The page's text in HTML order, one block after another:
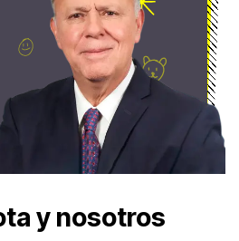
y nosotros